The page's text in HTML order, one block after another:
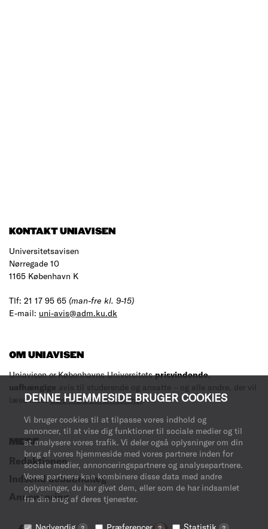
DENNE HJEMMESIDE BRUGER COOKIES
Vi bruger cookies til at tilpasse vores indhold og
annoncer, til at vise dig funktioner til sociale medier og til
at analysere vores trafik. Vi deler også oplysninger om din
brug af vores hjemmeside med vores partnere inden for
sociale medier, annonceringspartnere og analysepartnere.
Vores partnere kan kombinere disse data med andre
oplysninger, du har givet dem, eller som de har indsamlet
fra din brug af deres tjenester.
Nødvendig Præferencer Statistik
KONTAKT UNIAVISEN
Universitetsavisen
Nørregade 10
1165 København K
Tlf: 21 17 95 65 (man-fre kl. 9-15)
E-mail: uni-avis@adm.ku.dk
OM UNIAVISEN
Uniavisen er Københavns Universitetsprisvindende,
uafhængige avis til studerende og ansatte – og alle andre, der vil
læse med.Læs mere om avisen her.
MERE
Redaktionen
Indsend debatindlæg
Annoncering